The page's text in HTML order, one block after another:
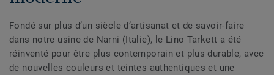
Fondé sur plus d’un siècle d’artisanat et de savoir-faire
dans notre usine de Narni (Italie), le Lino Tarkett a été
réinventé pour être plus contemporain et plus durable, avec
de nouvelles couleurs et teintes authentiques et une